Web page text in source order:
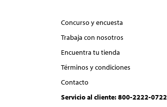
Concurso y encuesta
Trabaja con nosotros
Encuentra tu tienda
Términos y condiciones
Contacto
Servicio al cliente: 800-2222-0722